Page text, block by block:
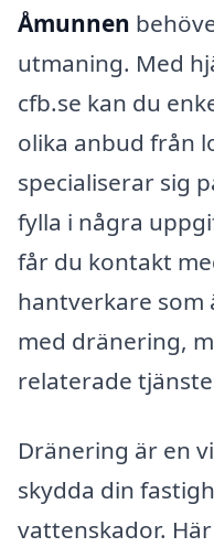
Åmunnen
utmaning. Med
cfb.se kan du
olika anbud från
specialiserar sig
fylla i några
får du kontakt
hantverkare som
med dränering,
relaterade
Dränering är en
skydda din
vattenskador.